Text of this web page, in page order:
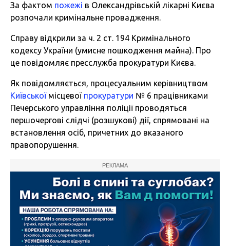
За фактом пожежі в Олександрівській лікарні Києва
розпочали кримінальне провадження.
Справу відкрили за ч. 2 ст. 194 Кримінального
кодексу України (умисне пошкодження майна). Про
це повідомляє пресслужба прокуратури Києва.
Як повідомляється, процесуальним керівництвом
Київськоїмісцевої прокуратури № 6 працівниками
Печерського управління поліції проводяться
першочергові слідчі (розшукові) дії, спрямовані на
встановлення осіб, причетних до вказаного
правопорушення.
РЕКЛАМА